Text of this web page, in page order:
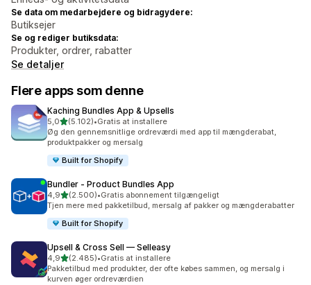
Se data om medarbejdere og bidragydere:
Butiksejer
Se og rediger butiksdata:
Produkter, ordrer, rabatter
Se detaljer
Flere apps som denne
Kaching Bundles App & Upsells
5,0ud af 5 stjerner
(5.102)
5102 anmeldelser i alt
•Gratis at installere
Øg den gennemsnitlige ordreværdi med app til mængderabat,
produktpakker og mersalg
Built for Shopify
Bundler ‑ Product Bundles App
4,9ud af 5 stjerner
(2.500)
2500 anmeldelser i alt
•Gratis abonnement tilgængeligt
Tjen mere med pakketilbud, mersalg af pakker og mængderabatter
Built for Shopify
Upsell & Cross Sell — Selleasy
4,9ud af 5 stjerner
(2.485)
2485 anmeldelser i alt
•Gratis at installere
Pakketilbud med produkter, der ofte købes sammen, og mersalg i
kurven øger ordreværdien